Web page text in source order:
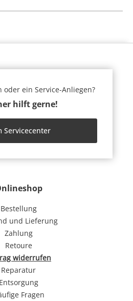
Bestellung
und Lieferung
Zahlung
Retoure
widerrufen
Reparatur
Entsorgung
Fragen
oder ein Service-Anliegen?
hilft gerne!
Servicecenter